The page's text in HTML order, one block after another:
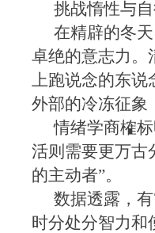
挑战惰性与
在精辟的冬
卓绝的意志力。
上跑说念的东说
外部的冷冻征象
情绪学商榷
活则需要更万古
的主动者”。
数据透露，
时分处分智力和